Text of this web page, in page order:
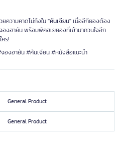
ความคาดไม่ถึงใน"คันเจียน"เมื่ออีกียองต้อง
ฮายัน พร้อมพัคฮเยยองที่เข้ามากวนใจอีก
ร!
องฮายัน #คันเจียน #หนังสือแนะนำ
General Product
General Product